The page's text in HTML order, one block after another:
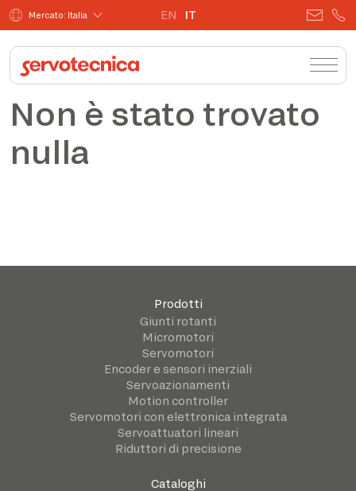
Mercato: Italia EN IT
Non è stato trovato
nulla
Prodotti
Giunti rotanti
Micromotori
Servomotori
Encoder e sensori inerziali
Servoazionamenti
Motion controller
Servomotori con elettronica integrata
Servoattuatori lineari
Riduttori di precisione
Cataloghi